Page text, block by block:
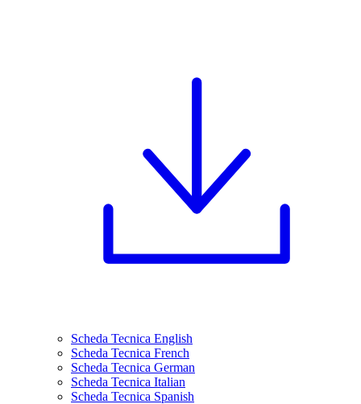
Scheda Tecnica English
Scheda Tecnica French
Scheda Tecnica German
Scheda Tecnica Italian
Scheda Tecnica Spanish